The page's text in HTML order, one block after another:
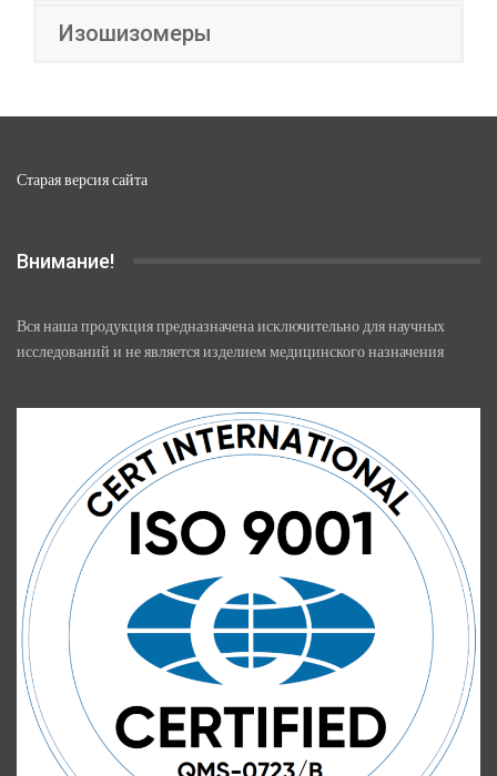
Изошизомеры
Старая версия сайта
Внимание!
Вся наша продукция предназначена исключительно для научных
исследований и не является изделием медицинского назначения